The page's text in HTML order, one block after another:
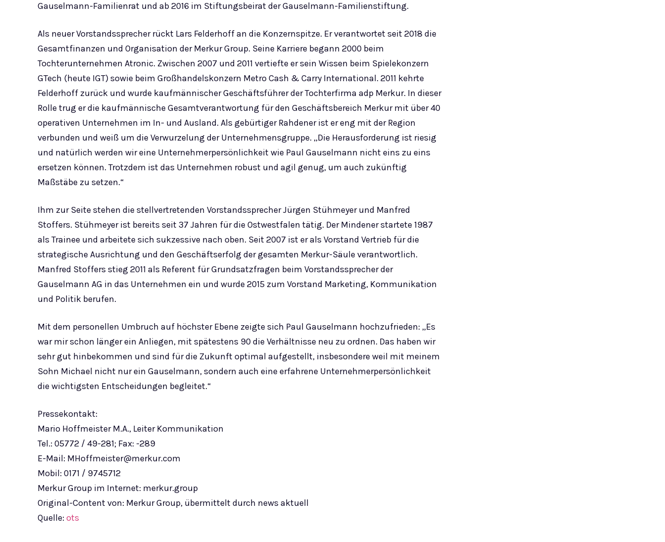
Gauselmann-Familienrat und ab 2016 im Stiftungsbeirat der Gauselmann-Familienstiftung.
Als neuer Vorstandssprecher rückt Lars Felderhoff an die Konzernspitze. Er verantwortet seit 2018 die
Gesamtfinanzen und Organisation der Merkur Group. Seine Karriere begann 2000 beim
Tochterunternehmen Atronic. Zwischen 2007 und 2011 vertiefte er sein Wissen beim Spielekonzern
GTech (heute IGT) sowie beim Großhandelskonzern Metro Cash & Carry International. 2011 kehrte
Felderhoff zurück und wurde kaufmännischer Geschäftsführer der Tochterfirma adp Merkur. In dieser
Rolle trug er die kaufmännische Gesamtverantwortung für den Geschäftsbereich Merkur mit über 40
operativen Unternehmen im In- und Ausland. Als gebürtiger Rahdener ist er eng mit der Region
verbunden und weiß um die Verwurzelung der Unternehmensgruppe. „Die Herausforderung ist riesig
und natürlich werden wir eine Unternehmerpersönlichkeit wie Paul Gauselmann nicht eins zu eins
ersetzen können. Trotzdem ist das Unternehmen robust und agil genug, um auch zukünftig
Maßstäbe zu setzen.“
Ihm zur Seite stehen die stellvertretenden Vorstandssprecher Jürgen Stühmeyer und Manfred
Stoffers. Stühmeyer ist bereits seit 37 Jahren für die Ostwestfalen tätig. Der Mindener startete 1987
als Trainee und arbeitete sich sukzessive nach oben. Seit 2007 ist er als Vorstand Vertrieb für die
strategische Ausrichtung und den Geschäftserfolg der gesamten Merkur-Säule verantwortlich.
Manfred Stoffers stieg 2011 als Referent für Grundsatzfragen beim Vorstandssprecher der
Gauselmann AG in das Unternehmen ein und wurde 2015 zum Vorstand Marketing, Kommunikation
und Politik berufen.
Mit dem personellen Umbruch auf höchster Ebene zeigte sich Paul Gauselmann hochzufrieden: „Es
war mir schon länger ein Anliegen, mit spätestens 90 die Verhältnisse neu zu ordnen. Das haben wir
sehr gut hinbekommen und sind für die Zukunft optimal aufgestellt, insbesondere weil mit meinem
Sohn Michael nicht nur ein Gauselmann, sondern auch eine erfahrene Unternehmerpersönlichkeit
die wichtigsten Entscheidungen begleitet.“
Pressekontakt:
Mario Hoffmeister M.A., Leiter Kommunikation
Tel.: 05772 / 49-281; Fax: -289
E-Mail: MHoffmeister@merkur.com
Mobil: 0171 / 9745712
Merkur Group im Internet: merkur.group
Original-Content von: Merkur Group, übermittelt durch news aktuell
Quelle: ots